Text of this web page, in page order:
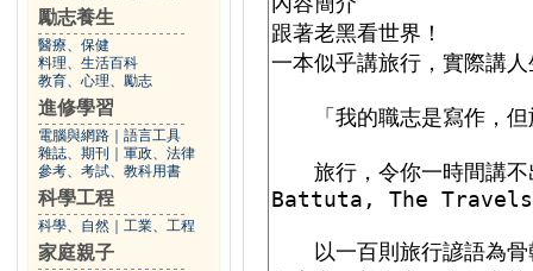
勵志養生
醫療、保健
料理、生活百科
教育、心理、勵志
進修學習
電腦與網路
語言工具
雜誌、期刊
軍政、法律
參考、考試、教科用書
科學工程
科學、自然 工業、工程
家庭親子